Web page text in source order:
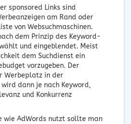
sponsored Links sind
am Rand oder
von Websuchmaschinen.
dem Prinzip des Keyword-
und eingeblendet. Meist
dem Suchdienst ein
vorzugeben. Der
Werbeplatz in der
dann je nach Keyword,
und Konkurrenz
wie AdWords nutzt sollte man